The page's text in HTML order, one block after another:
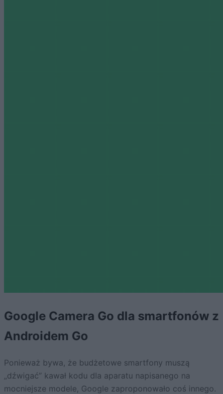
Google Camera Go dla smartfonów z
Androidem Go
Ponieważ bywa, że budżetowe smartfony muszą
„dźwigać” kawał kodu dla aparatu napisanego na
mocniejsze modele, Google zaproponowało coś innego.